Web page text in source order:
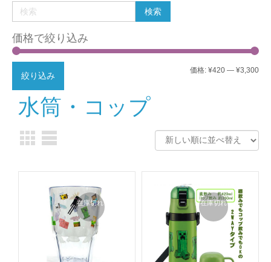
価格で絞り込み
最
最
絞り込み
価格: ¥420 — ¥3,300
水筒・コップ
在庫切れ 在庫切れ